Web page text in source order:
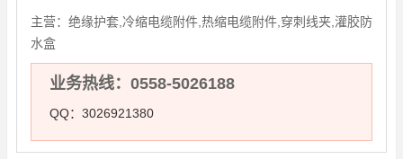
主营： 绝缘护套,冷缩电缆附件,热缩电缆附件,穿刺线夹,灌胶防
水盒
业务热线：0558-5026188
QQ：3026921380